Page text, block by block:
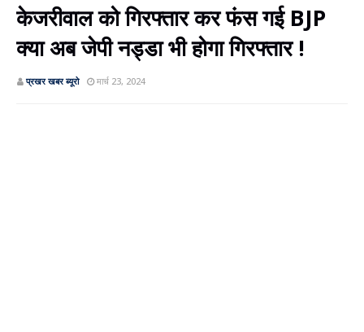
केजरीवाल को गिरफ्तार कर फंस गई BJP
क्‍या अब जेपी नड्डा भी होगा गिरफ्तार !
प्रखर खबर ब्‍यूरो मार्च 23, 2024